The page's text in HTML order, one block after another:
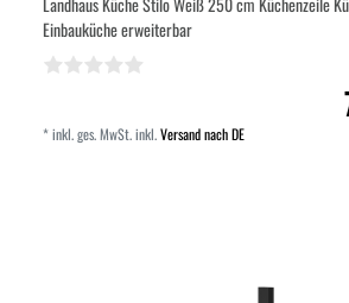
Einbauküche erweiterbar
*inkl. ges. MwSt.inkl.Versand nach DE